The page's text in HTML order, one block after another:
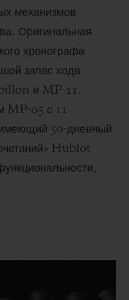
механизмов
Оригинальная
хронографа
запас хода
и MP-11.
MP-05 с 11
50-дневный
Hublot